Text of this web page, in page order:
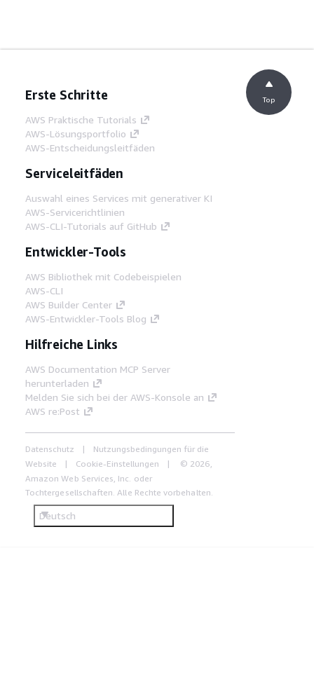
Erste Schritte
AWS Praktische Tutorials
AWS-Lösungsportfolio
AWS-Entscheidungsleitfäden
Serviceleitfäden
Auswahl eines Services mit generativer KI
AWS-Servicerichtlinien
AWS-CLI-Tutorials auf GitHub
Entwickler-Tools
AWS Bibliothek mit Codebeispielen
AWS-CLI
AWS Builder Center
AWS-Entwickler-Tools Blog
Hilfreiche Links
AWS Documentation MCP Server
herunterladen
Melden Sie sich bei der AWS-Konsole an
AWS re:Post
Datenschutz
Nutzungsbedingungen für die
Website
Cookie-Einstellungen
© 2026,
Amazon Web Services, Inc. oder
Tochtergesellschaften. Alle Rechte vorbehalten.
Deutsch
Top